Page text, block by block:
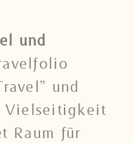
und
und
Vielseitigkeit
Raum für